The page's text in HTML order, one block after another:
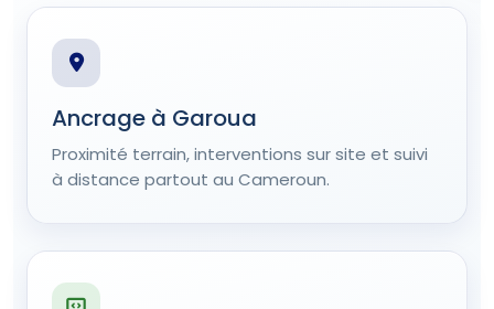
Ancrage à Garoua
Proximité terrain, interventions sur site et suivi
à distance partout au Cameroun.